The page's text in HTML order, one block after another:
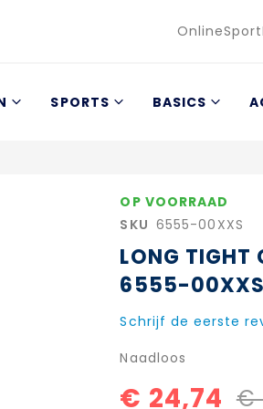
Taal
SPORTS BASICS
OP VOORRAAD
SKU 6555-00XXS
LONG TIGHT
6555-
Schrijf de eerste
Naadloos
€ 24,74 €